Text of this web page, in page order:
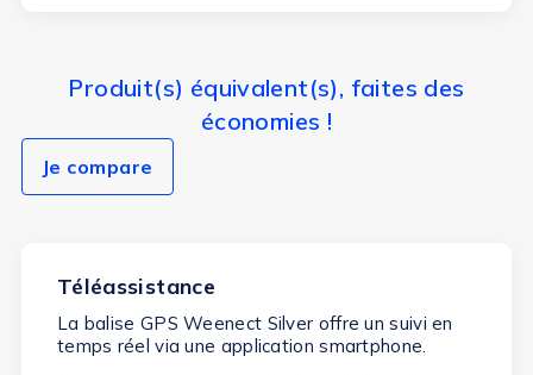
Produit(s) équivalent(s), faites des
économies !
Je compare
Téléassistance
La balise GPS Weenect Silver offre un suivi en
temps réel via une application smartphone.